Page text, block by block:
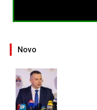
Novo